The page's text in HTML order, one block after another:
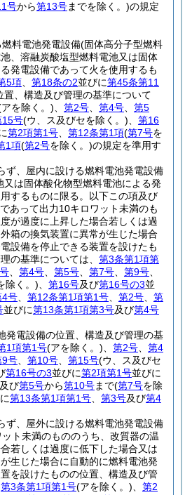
号から第13号までを除く。)の規定
料電池発電設備(固体高分子型燃料
、溶融炭酸塩型燃料電池又は固体
発電設備であって火を使用するも
5項 第18条の2並びに第45条第11
置、構造及び管理の基準について
を除く。) 第2号 第4号
第5
15号(ウ、ス及びセを除く。)
第16
第2項第1号 第12条第1項(第7号を
1項(第2号を除く。)の規定を準用す
ず、屋内に設ける燃料電池発電設備
は固体酸化物型燃料電池による発
するものに限る。以下この項及び
であって出力10キロワット未満のも
が過度に上昇した場合若しくは過
箱の換気装置に異常が生じた場合
設備を停止できる装置を設けたも
の基準については、 第3条第1項第
第4号 第5号 第7号 第9号
除く。) 第16号及び第16号の3並
4号 第12条第1項第1号 第2号
第
並びに第13条第1項第3号及び第4号
発電設備の位置、構造及び管理の基
1項第1号(アを除く。) 第2号
第4
9号 第10号 第15号(ウ、ス及びセ
第16号の3並びに第2項第1号並びに
及び第5号から第10号まで(第7号を除
第13条第1項第1号 第3号及び第4
ず、屋外に設ける燃料電池発電設備
ト未満のもののうち、改質器の温
若しくは過度に低下した場合又は
生じた場合に自動的に燃料電池発
を設けたものの位置、構造及び管
第3条第1項第1号(アを除く。)
第2